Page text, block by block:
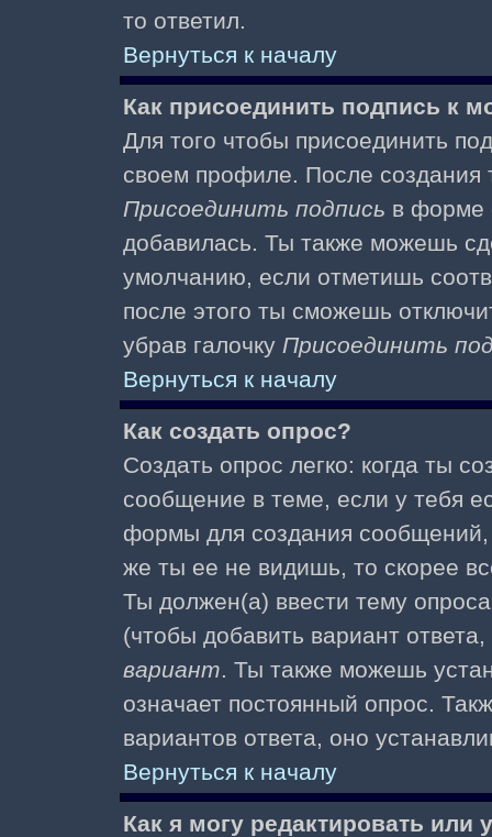
то ответил.
Вернуться к началу
Как присоединить подпись к
Для того чтобы присоединить
своем профиле. После создания
Присоединить подпись в форме
добавилась. Ты также можешь
умолчанию, если отметишь
после этого ты сможешь
убрав галочку Присоединить
Вернуться к началу
Как создать опрос?
Создать опрос легко: когда ты
сообщение в теме, если у тебя
формы для создания
же ты ее не видишь, то скорее
Ты должен(а) ввести тему
(чтобы добавить вариант
вариант. Ты также можешь
означает постоянный опрос.
вариантов ответа, оно
Вернуться к началу
Как я могу редактировать или